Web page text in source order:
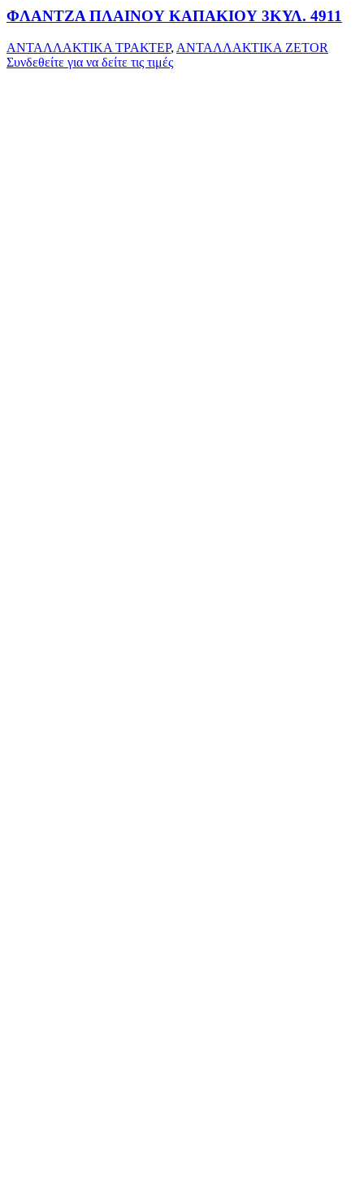
ΦΛΑΝΤΖΑ ΠΛΑΙΝΟΥ ΚΑΠΑΚΙΟΥ 3ΚΥΛ. 4911
ΑΝΤΑΛΛΑΚΤΙΚΑ ΤΡΑΚΤΕΡ, ΑΝΤΑΛΛΑΚΤΙΚΑ ZETOR
Συνδεθείτε για να δείτε τις τιμές